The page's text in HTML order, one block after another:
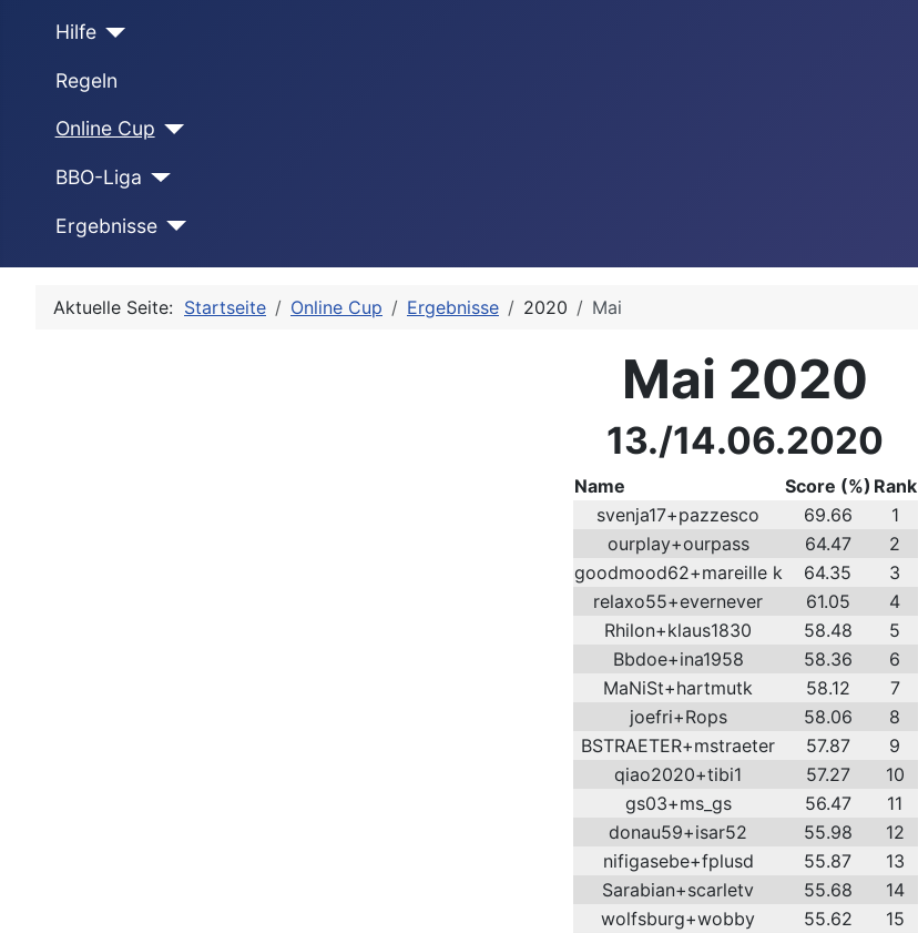
Hilfe
Regeln
Online Cup
BBO-Liga
Ergebnisse
Aktuelle Seite: Startseite Online Cup Ergebnisse 2020 Mai
Mai 2020
13./14.06.2020
Name Score (%) Rank
svenja17+pazzesco
69.66
1
ourplay+ourpass
64.47
2
goodmood62+mareille k
64.35
3
relaxo55+evernever
61.05
4
Rhilon+klaus1830
58.48
5
Bbdoe+ina1958
58.36
6
MaNiSt+hartmutk
58.12
7
joefri+Rops
58.06
8
BSTRAETER+mstraeter
57.87
9
qiao2020+tibi1
57.27
10
gs03+ms_gs
56.47
11
donau59+isar52
55.98
12
nifigasebe+fplusd
55.87
13
Sarabian+scarletv
55.68
14
wolfsburg+wobby
55.62
15